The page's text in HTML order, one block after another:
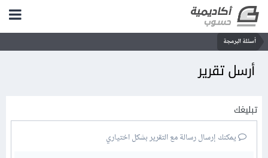
أسئلة البرمجة
أرسل تقرير
تبليغك
يمكنك إرسال رسالة مع التقرير بشكل اختياري